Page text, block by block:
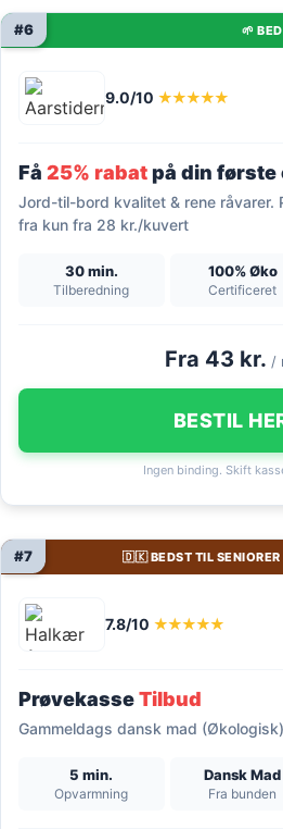
🌱
#6
9.0/10 ★★★★★
Få 25% rabatpå din første
Jord-til-bord kvalitet & rene råvarer.
fra kun fra 28 kr./kuvert
30 min.
Tilberedning
100% Øko
Certificeret
Fra 43 kr. /
BESTIL
Ingen binding. Skift
🇩🇰 BEDST TIL
#7
7.8/10 ★★★★★
PrøvekasseTilbud
Gammeldags dansk mad (Økologisk)
5 min.
Opvarmning
Dansk Mad
Fra bunden